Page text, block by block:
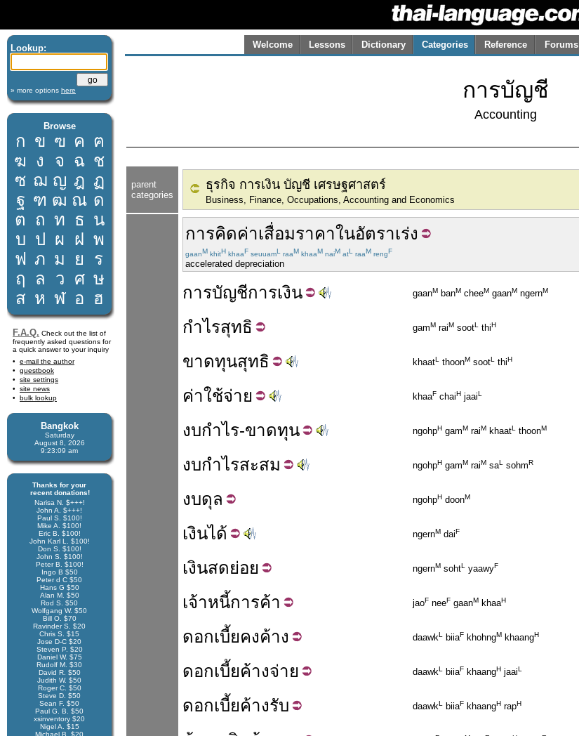
Lookup:
» more options here
Browse
ก ข ฃ ค ฅ
ฆ ง จ ฉ ช
ซ ฌ ญ ฎ ฏ
ฐ ฑ ฒ ณ ด
ต ถ ท ธ น
บ ป ผ ฝ พ
ฟ ภ ม ย
ร
ฤ
ล ว ศ ษ
ส ห ฬ อ ฮ
F.A.Q. Check out the list of
frequently asked questions for
a quick answer to your inquiry
e-mail the author
guestbook
site settings
site news
bulk lookup
Bangkok
Saturday
August 8, 2026
9:23:10 am
Thanks for your
recent donations!
Narisa N. $+++!
John A. $+++!
Paul S. $100!
Mike A. $100!
Eric B. $100!
John Karl L. $100!
Don S. $100!
John S. $100!
Peter B. $100!
Ingo B $50
Peter d C $50
Hans G $50
Alan M. $50
Rod S. $50
Wolfgang W. $50
Bill O. $70
Ravinder S. $20
Chris S. $15
Jose D-C $20
Steven P. $20
Daniel W. $75
Rudolf M. $30
David R. $50
Judith W. $50
Roger C. $50
Steve D. $50
Sean F. $50
Paul G. B. $50
xsinventory $20
Nigel A. $15
Michael B. $20
Welcome Lessons Dictionary Categories Reference Forums
การบัญชี
Accounting
parent
categories
ธุรกิจ การเงิน บัญชี เศรษฐศาสตร์
Business, Finance, Occupations, Accounting and Economics
การคิดค่าเสื่อมราคาในอัตราเร่ง
gaanM khitH khaaF seuuamL raaM khaaM naiM atL raaM rengF
accelerated depreciation
การบัญชีการเงิน gaanM banM cheeM gaanM ngernM
กำไรสุทธิ gamM raiM sootL thiH
ขาดทุนสุทธิ khaatL thoonM sootL thiH
ค่าใช้จ่าย khaaF chaiH jaaiL
งบกำไร-ขาดทุน ngohpH gamM raiM khaatL thoonM
งบกำไรสะสม ngohpH gamM raiM saL sohmR
งบดุล ngohpH doonM
เงินได้ ngernM daiF
เงินสดย่อย ngernM sohtL yaawyF
เจ้าหนี้การค้า jaoF neeF gaanM khaaH
ดอกเบี้ยคงค้าง daawkL biiaF khohngM khaangH
ดอกเบี้ยค้างจ่าย daawkL biiaF khaangH jaaiL
ดอกเบี้ยค้างรับ daawkL biiaF khaangH rapH